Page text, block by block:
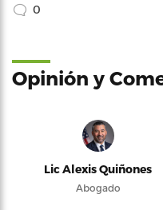
0
Opinión y
Lic Alexis Quiñones
Abogado